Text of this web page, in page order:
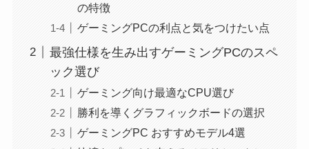
の特徴
ゲーミングPCの利点と気をつけたい点
最強仕様を生み出すゲーミングPCのスペ
ック選び
ゲーミング向け最適なCPU選び
勝利を導くグラフィックボードの選択
ゲーミングPC おすすめモデル4選